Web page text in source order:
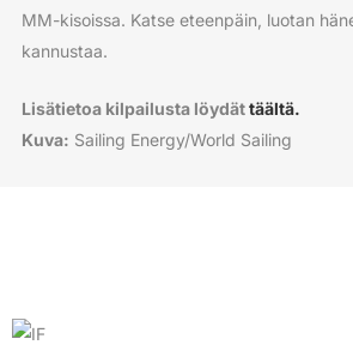
MM-kisoissa. Katse eteenpäin, luotan
kannustaa.
Lisätietoa kilpailusta löydättäältä.
Kuva: Sailing Energy/World Sailing